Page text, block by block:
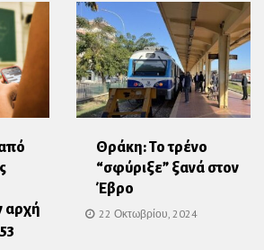
αρχή
Θράκη: Το τρένο
“σφύριξε” ξανά στον
Έβρο
22 Οκτωβρίου, 2024